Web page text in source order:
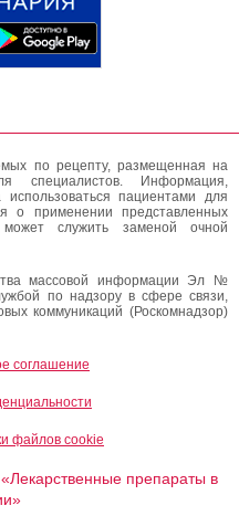
по рецепту, размещенная на
специалистов. Информация,
пациентами для
о применении представленных
служить заменой очной
массовой информации Эл №
по надзору в сфере связи,
коммуникаций (Роскомнадзор)
соглашение
файлов cookie
препараты в